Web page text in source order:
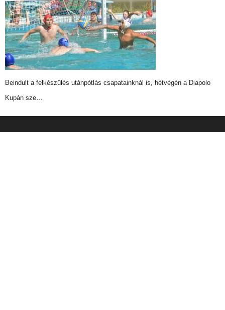
Beindult a felkészülés utánpótlás csapatainknál is, hétvégén a Diapolo
Kupán sze…